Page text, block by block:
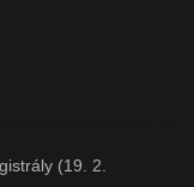
(19. 2.